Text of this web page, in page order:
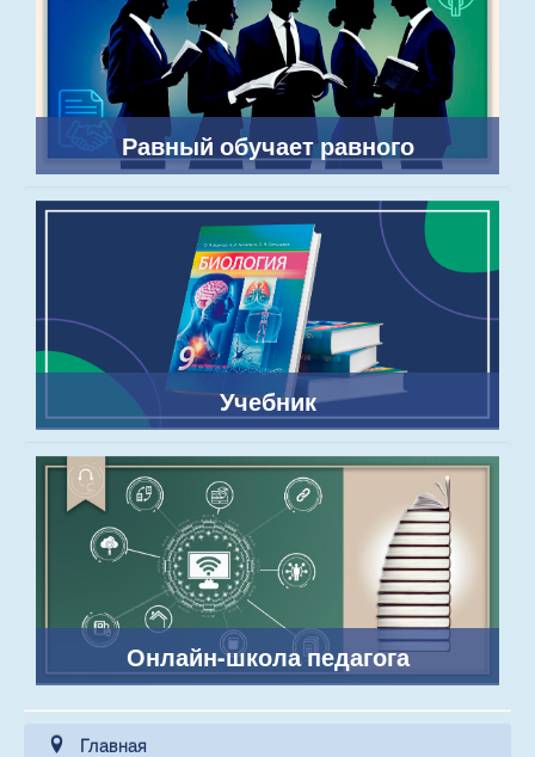
Равный обучает равного
Учебник
Онлайн-школа педагога
Главная